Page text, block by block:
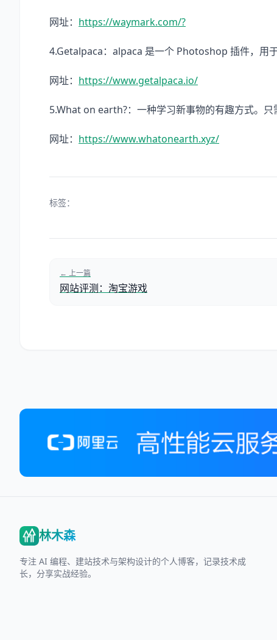
网址： https://waymark.com/?
4.Getalpaca：alpaca 是一个 Photoshop 插件，用
网址： https://www.getalpaca.io/
5.What on earth?：一种学习新事物的有趣方式。只
网址： https://www.whatonearth.xyz/
标签：
← 上一篇
网站评测：淘宝游戏
林木森
专注 AI 编程、建站技术与架构设计的个人博客，记录技术成
长，分享实战经验。